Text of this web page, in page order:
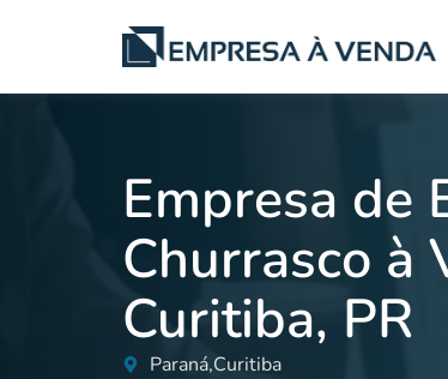
Empresa de
Churrasco à
Curitiba, PR
Paraná,Curitiba